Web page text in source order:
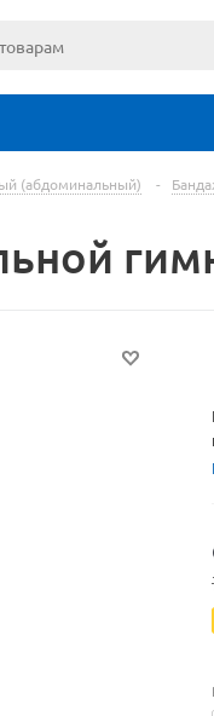
(абдоминальный) -